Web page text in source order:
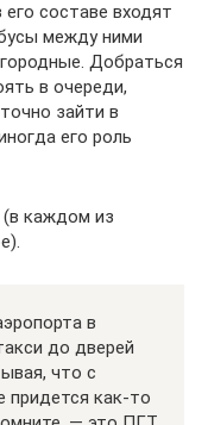
составе входят
между ними
Добраться
в очереди,
зайти в
его роль
каждом из
в
до дверей
что с
придется как-то